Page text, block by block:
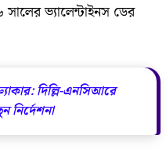
ভ্যালেন্টাইনস ডের
দিল্লি‑এনসিআরে
নির্দেশনা